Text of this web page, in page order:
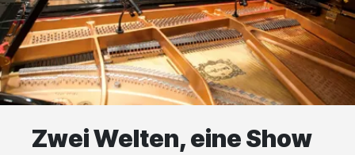
Zwei Welten, eine Show